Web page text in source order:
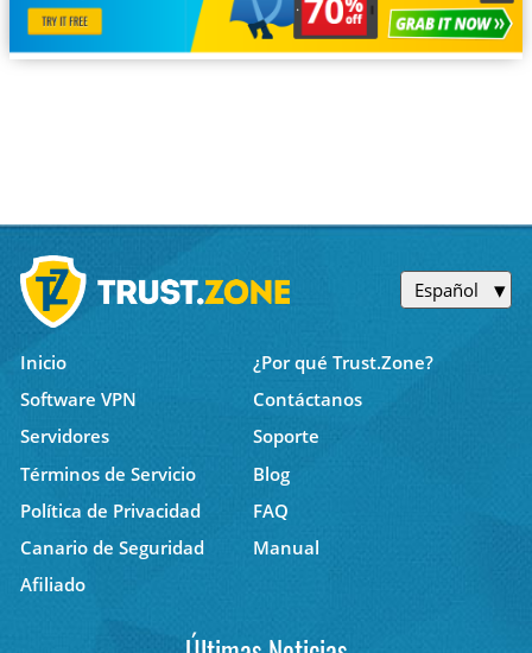
Español
Inicio
¿Por qué Trust.Zone?
Software VPN
Contáctanos
Servidores
Soporte
Términos de Servicio
Blog
Política de Privacidad
FAQ
Canario de Seguridad
Manual
Afiliado